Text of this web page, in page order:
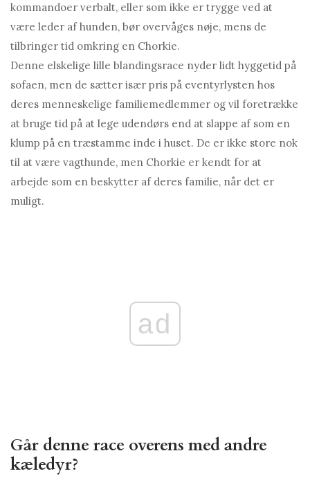
kommandoer verbalt, eller som ikke er trygge ved at
være leder af hunden, bør overvåges nøje, mens de
tilbringer tid omkring en Chorkie.
Denne elskelige lille blandingsrace nyder lidt hyggetid på
sofaen, men de sætter især pris på eventyrlysten hos
deres menneskelige familiemedlemmer og vil foretrække
at bruge tid på at lege udendørs end at slappe af som en
klump på en træstamme inde i huset. De er ikke store nok
til at være vagthunde, men Chorkie er kendt for at
arbejde som en beskytter af deres familie, når det er
muligt.
ad
Går denne race overens med andre
kæledyr?